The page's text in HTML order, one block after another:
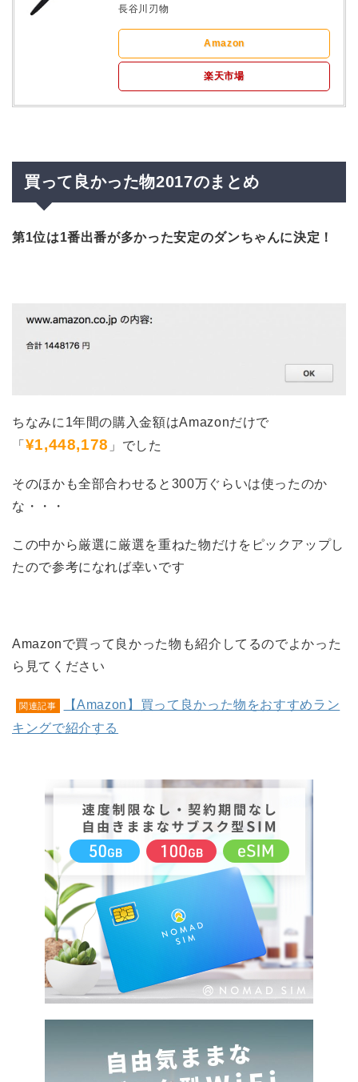
長谷川刃物
Amazon
楽天市場
買って良かった物2017のまとめ
第1位は1番出番が多かった安定のダンちゃんに決定！
ちなみに1年間の購入金額はAmazonだけで
「 ¥1,448,178 」でした
そのほかも全部合わせると300万ぐらいは使ったのか
な・・・
この中から厳選に厳選を重ねた物だけをピックアップし
たので参考になれば幸いです
Amazonで買って良かった物も紹介してるのでよかった
ら見てください
関連記事
【Amazon】買って良かった物をおすすめラン
キングで紹介する